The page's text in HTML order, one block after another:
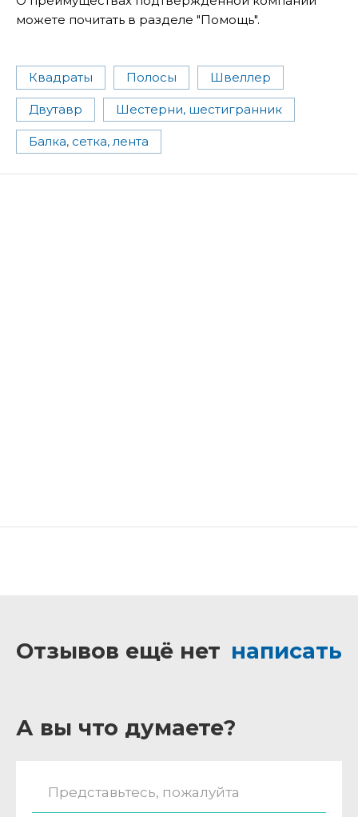
можете почитать в разделе "Помощь".
Квадраты Полосы Швеллер
Двутавр Шестерни, шестигранник
Балка, сетка, лента
Отзывов ещё нет написать
А вы что думаете?